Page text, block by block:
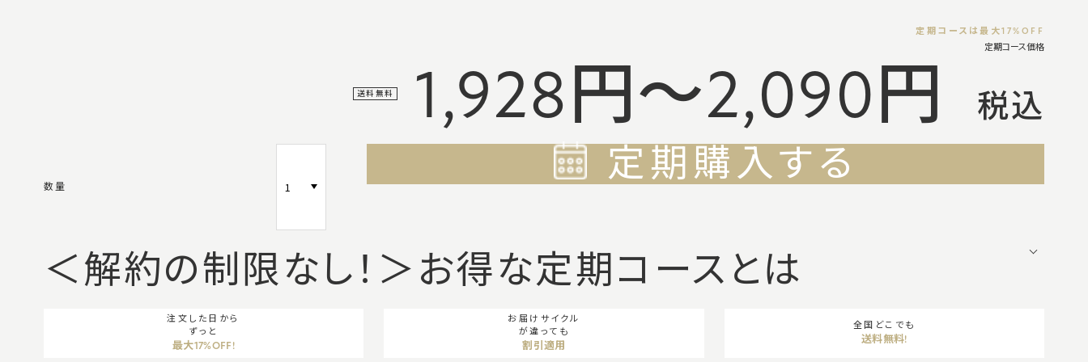
定期コース価格
送料無料 1,928円～2,090円 税込
定期コースは最大17%OFF
定期購入する
数量
＜解約の制限なし！＞お得な定期コースとは
注文した日から
ずっと
最大17%OFF!
お届けサイクル
が違っても
割引適用
全国どこでも
送料無料!